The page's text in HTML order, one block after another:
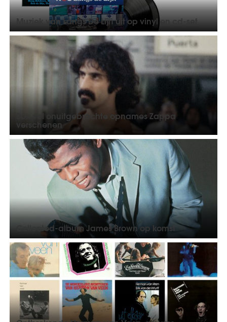
Muziek van Langs De Lijn uit op vinyl en cd-set
Box vol onuitgebrachte opnames Zappa
verschenen
Collected-album James Brown op komst